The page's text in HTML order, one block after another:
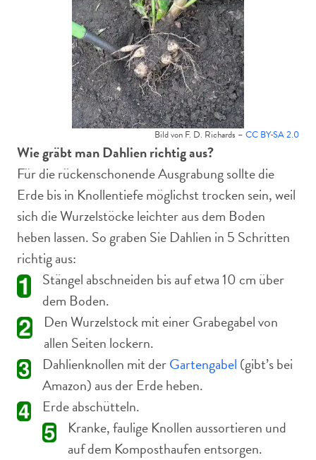
Bild von F. D. Richards – CC BY-SA 2.0
Wie gräbt man Dahlien richtig aus?
Für die rückenschonende Ausgrabung sollte die
Erde bis in Knollentiefe möglichst trocken sein, weil
sich die Wurzelstöcke leichter aus dem Boden
heben lassen. So graben Sie Dahlien in 5 Schritten
richtig aus:
Stängel abschneiden bis auf etwa 10 cm über
dem Boden.
Den Wurzelstock mit einer Grabegabel von
allen Seiten lockern.
Dahlienknollen mit derGartengabel (gibt’s bei
Amazon) aus der Erde heben.
Erde abschütteln.
Kranke, faulige Knollen aussortieren und
auf dem Komposthaufen entsorgen.